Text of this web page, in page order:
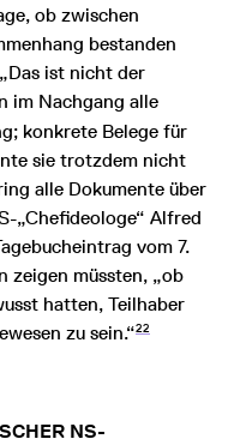
ob zwischen
bestanden
ist nicht der
im Nachgang alle
konkrete Belege für
sie trotzdem nicht
alle Dokumente über
„Chefideologe“ Alfred
vom 7.
zeigen müssten, „ob
hatten, Teilhaber
zu sein.“22
NS-